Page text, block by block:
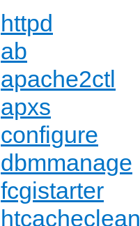
httpd
ab
apache2ctl
apxs
configure
dbmmanage
fcgistarter
htcacheclean